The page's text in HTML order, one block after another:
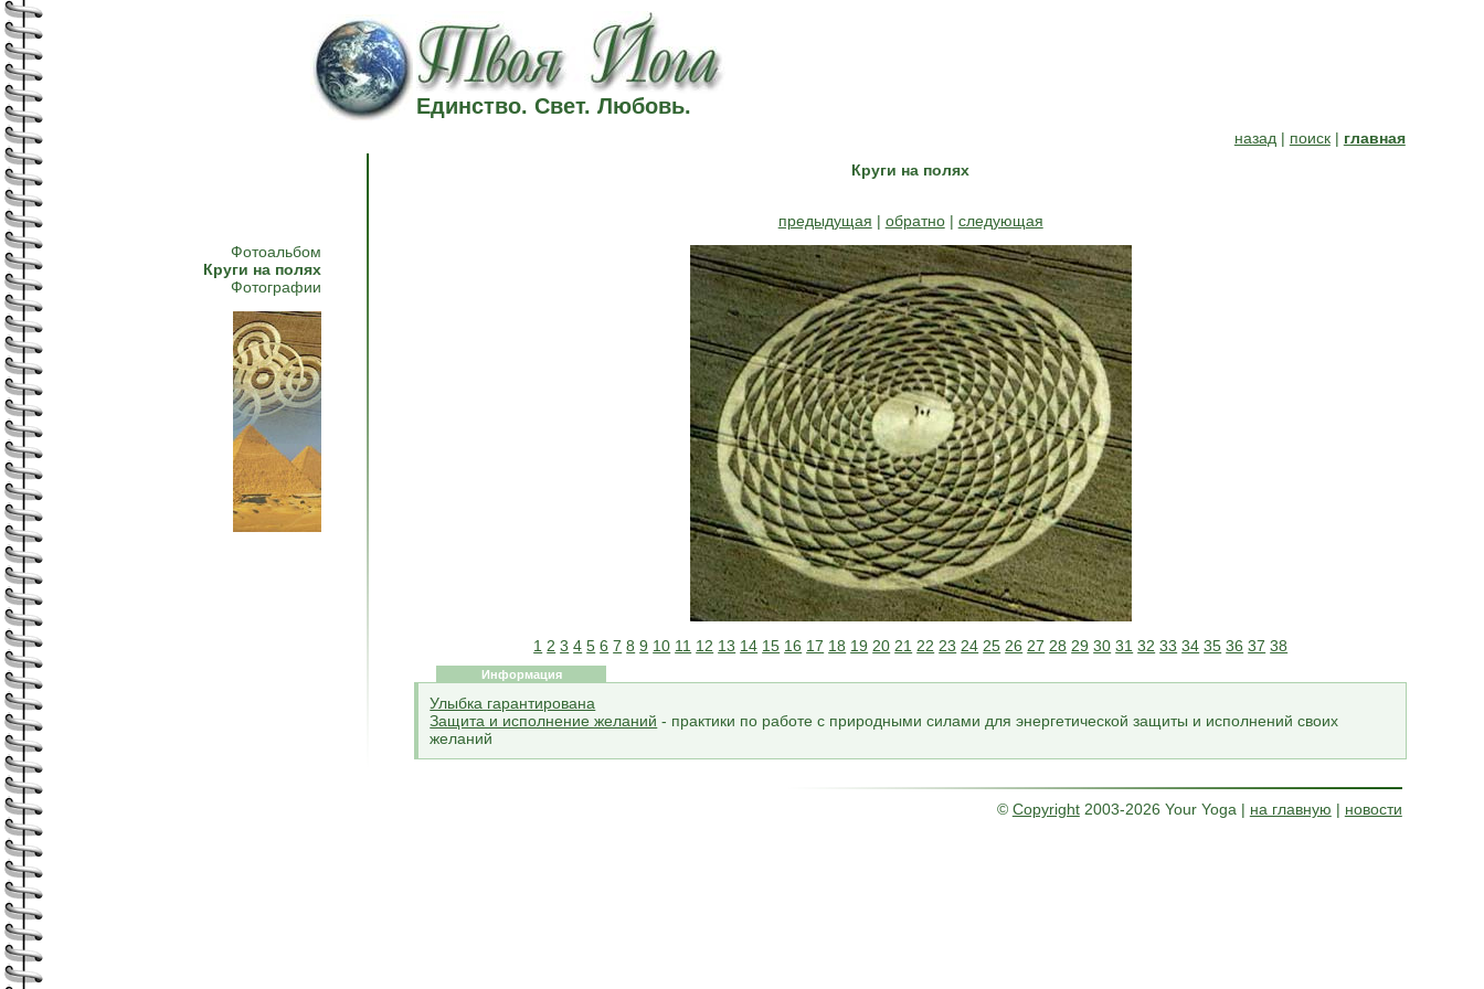
Единство. Свет. Любовь.
назад | поиск| главная
Фотоальбом
Круги на полях
Фотографии
Круги на полях
предыдущая | обратно| следующая
1 2 3 4 5 6 7 8 9 10 11 12 13 14 15 16 17 18 19 20 21 22 23 24 25 26 27 28 29 30 31 32 33 34 35 36 37 38
Информация
Улыбка гарантирована
Защита и исполнение желаний - практики по работе с природными силами для энергетической защиты и исполнений своих
желаний
© Copyright2003-2026 Your Yoga | на главную | новости